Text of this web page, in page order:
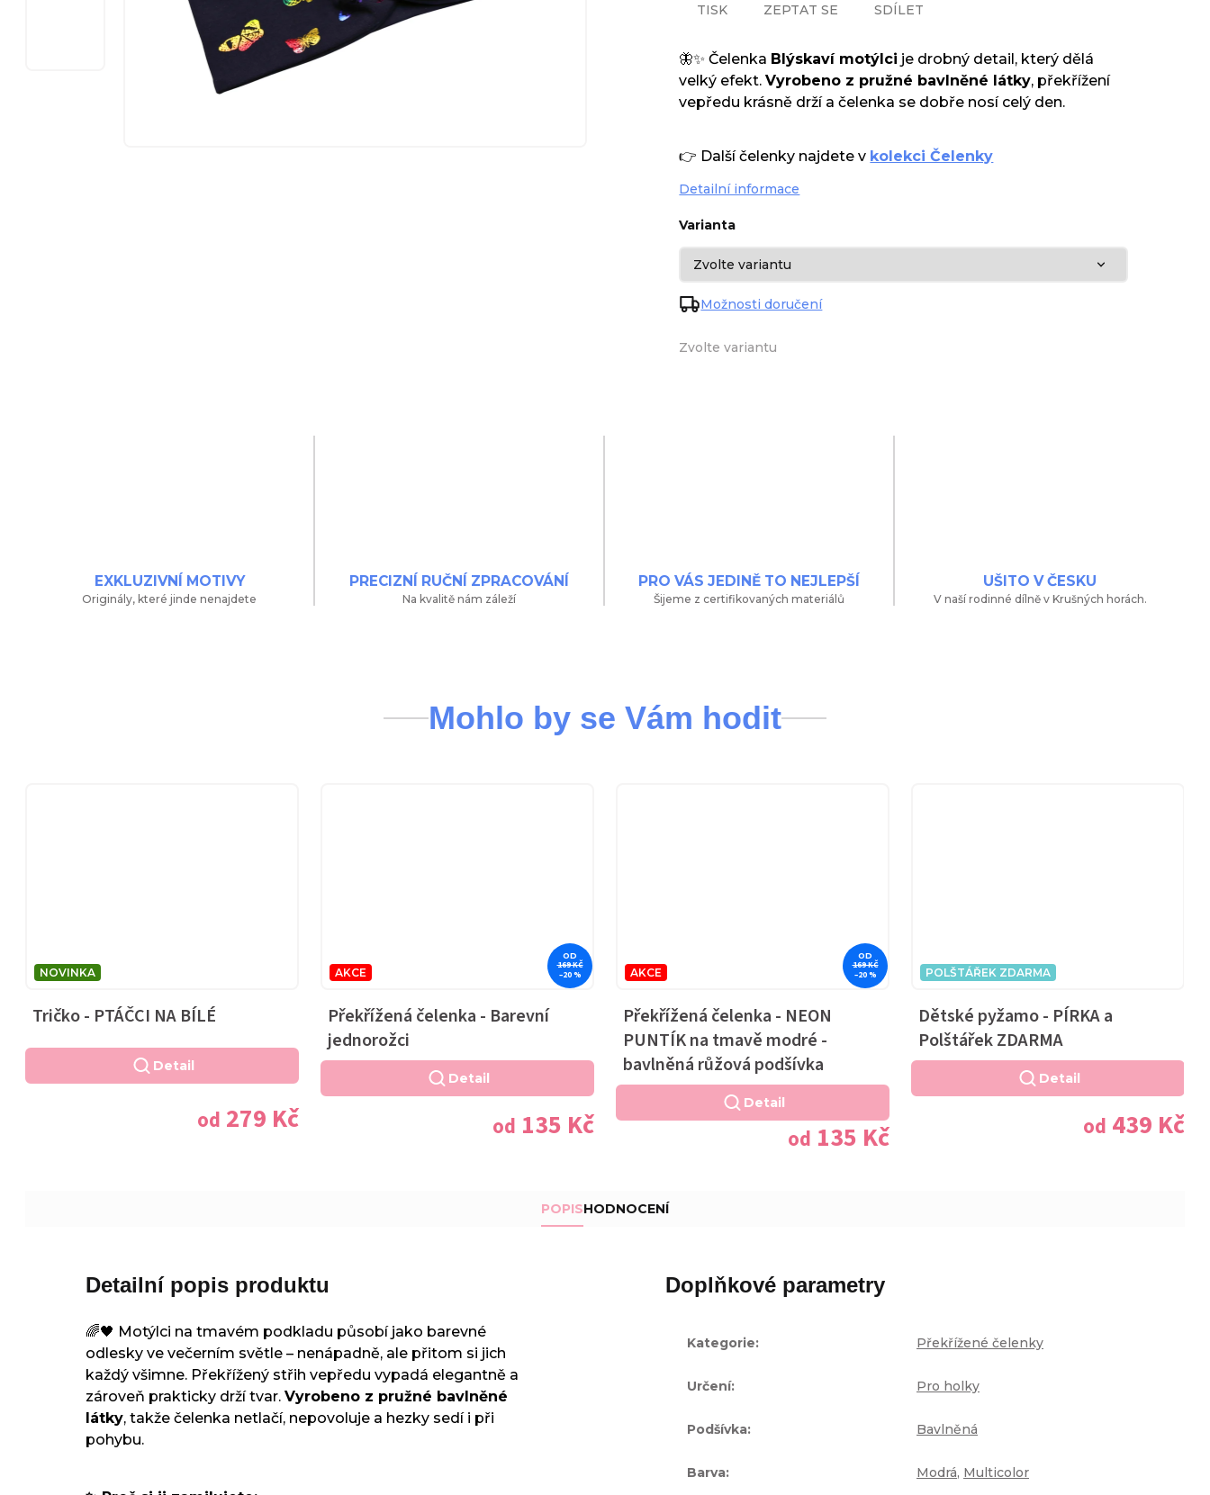
Zvolte variantu
Varianta
Možnosti doručení
🦋✨ Čelenka Blýskaví motýlci je drobný detail, který dělá
velký efekt.Vyrobeno z pružné bavlněné látky, překřížení
vepředu krásně drží a čelenka se dobře nosí celý den.
👉 Další čelenky najdete v kolekci Čelenky
Detailní informace
TISK ZEPTAT SE SDÍLET
EXKLUZIVNÍ MOTIVY
Originály, které jinde nenajdete
PRECIZNÍ RUČNÍ ZPRACOVÁNÍ
Na kvalitě nám záleží
PRO VÁS JEDINĚ TO NEJLEPŠÍ
Šijeme z certifikovaných materiálů
UŠITO V ČESKU
V naší rodinné dílně v Krušných horách.
Mohlo by se Vám hodit
NOVINKA
Tričko - PTÁČCI NA BÍLÉ
od 279 Kč
Detail
AKCE
OD
169 KČ
–20 %
Překřížená čelenka - Barevní
jednorožci
od 135 Kč
Detail
AKCE
OD
169 KČ
–20 %
Překřížená čelenka - NEON
PUNTÍK na tmavě modré -
bavlněná růžová podšívka
od 135 Kč
Detail
POLŠTÁŘEK ZDARMA
Dětské pyžamo - PÍRKA a
Polštářek ZDARMA
od 439 Kč
Detail
POPISHODNOCENÍ
Detailní popis produktu
🌈🖤 Motýlci na tmavém podkladu působí jako barevné
odlesky ve večerním světle – nenápadně, ale přitom si jich
každý všimne. Překřížený střih vepředu vypadá elegantně a
zároveň prakticky drží tvar.Vyrobeno z pružné bavlněné
látky, takže čelenka netlačí, nepovoluje a hezky sedí i při
pohybu.
Doplňkové parametry
Kategorie: Překřížené čelenky
Určení: Pro holky
Podšívka: Bavlněná
Barva: Modrá, Multicolor